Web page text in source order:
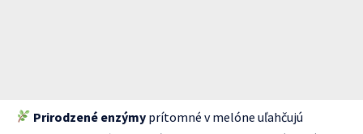
Prirodzené enzýmy prítomné v melóne uľahčujú